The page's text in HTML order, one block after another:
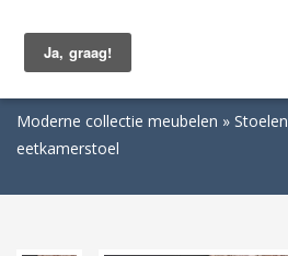
Moderne collectie meubelen Stoelen
eetkamerstoel